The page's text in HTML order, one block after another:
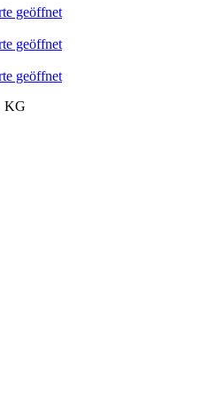
geöffnet
geöffnet
geöffnet
KG